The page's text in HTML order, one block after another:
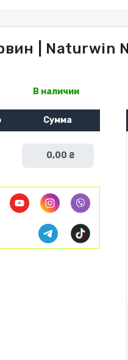
| Naturwin
В наличии
Сумма
0,00 ₴